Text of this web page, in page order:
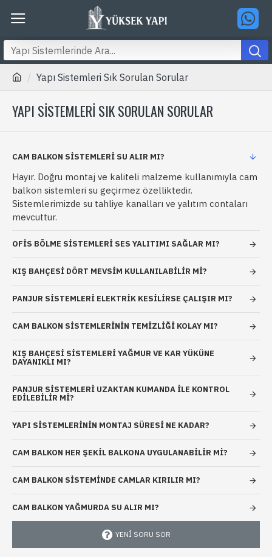
Yapı Sistemleri Sık Sorulan Sorular
YAPI SISTEMLERI SIK SORULAN SORULAR
CAM BALKON SISTEMLERI SU ALIR MI?
Hayır. Doğru montaj ve kaliteli malzeme kullanımıyla cam
balkon sistemleri su geçirmez özelliktedir.
Sistemlerimizde su tahliye kanalları ve yalıtım contaları
mevcuttur.
OFIS BÖLME SISTEMLERI SES YALITIMI SAĞLAR MI?
KIŞ BAHÇESI DÖRT MEVSIM KULLANILABILIR MI?
PANJUR SISTEMLERI ELEKTRIK KESILIRSE ÇALIŞIR MI?
CAM BALKON SISTEMLERININ TEMIZLIĞI KOLAY MI?
KIŞ BAHÇESI SISTEMLERI YAĞMUR VE KAR YÜKÜNE
DAYANIKLI MI?
PANJUR SISTEMLERI UZAKTAN KUMANDA ILE KONTROL
EDILEBILIR MI?
YAPI SISTEMLERININ MONTAJ SÜRESI NE KADAR?
CAM BALKON HER ŞEKIL BALKONA UYGULANABILIR MI?
CAM BALKON SISTEMINDE CAMLAR KIRILIR MI?
CAM BALKON YAĞMURDA SU ALIR MI?
YENI SORU SOR